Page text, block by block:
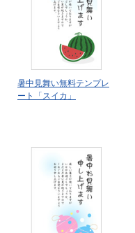
暑中見舞い無料テンプレ
ート「スイカ」